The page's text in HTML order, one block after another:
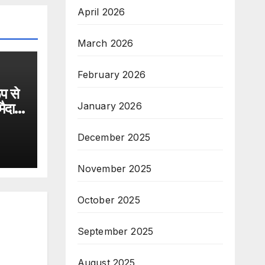
से
April 2026
March 2026
February 2026
January 2026
December 2025
November 2025
October 2025
September 2025
August 2025